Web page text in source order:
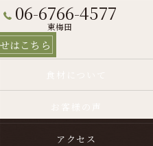
06-6766-4577
東梅田
はこちら
アクセス